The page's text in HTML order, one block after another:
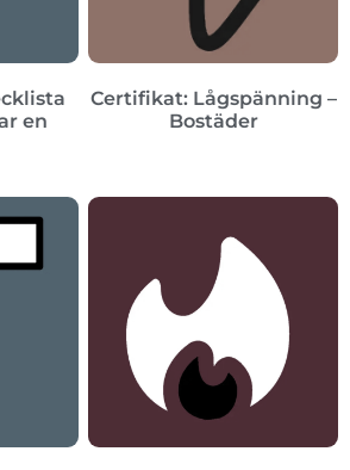
en
Certifikat: Lågspänning –
Bostäder